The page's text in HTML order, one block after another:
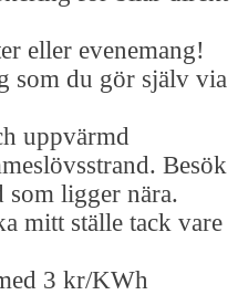
eller evenemang!
som du gör själv via
uppvärmd
Besök
som ligger nära.
mitt ställe tack vare
3 kr/KWh